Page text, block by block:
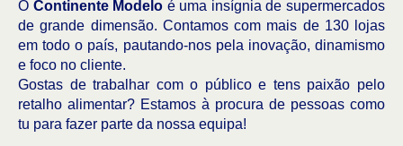
O Continente Modelo é uma insígnia de supermercados
de grande dimensão. Contamos com mais de 130 lojas
em todo o país, pautando-nos pela inovação, dinamismo
e foco no cliente.
Gostas de trabalhar com o público e tens paixão pelo
retalho alimentar? Estamos à procura de pessoas como
tu para fazer parte da nossa equipa!